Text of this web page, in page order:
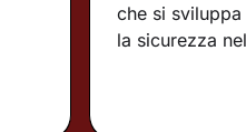
che si
la sicurezza